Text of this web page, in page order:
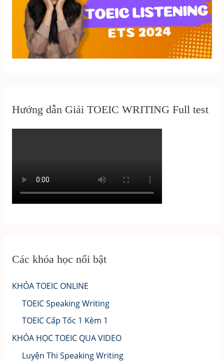
Hướng dẫn Giải TOEIC WRITING Full test
Các khóa học nổi bật
KHÓA TOEIC ONLINE
TOEIC Speaking Writing
TOEIC Cấp Tốc 1 Kèm 1
KHÓA HỌC TOEIC QUA VIDEO
Luyện Thi Speaking Writing